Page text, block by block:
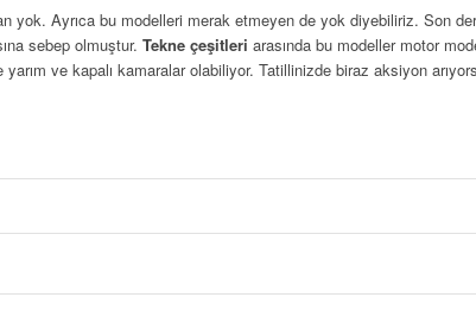
yok. Ayrıca bu modelleri merak etmeyen de yok diyebiliriz. Son
sebep olmuştur. Tekne çeşitleri arasında bu modeller motor
ve kapalı kamaralar olabiliyor. Tatillinizde biraz aksiyon